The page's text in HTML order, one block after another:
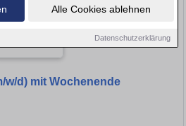
Alle Cookies ablehnen
Datenschutzerklärung
w/d) mit Wochenende